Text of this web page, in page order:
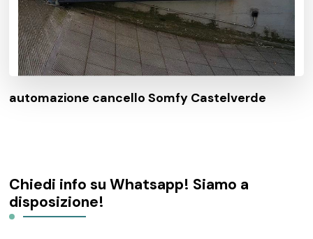
automazione cancello Somfy Castelverde
Chiedi info su Whatsapp! Siamo a
disposizione!